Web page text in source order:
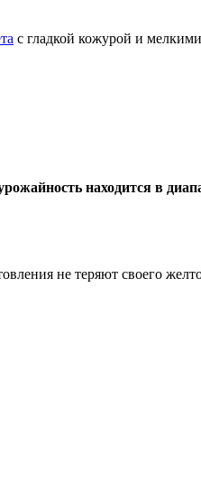
с гладкой кожурой и
находится в
не теряют своего